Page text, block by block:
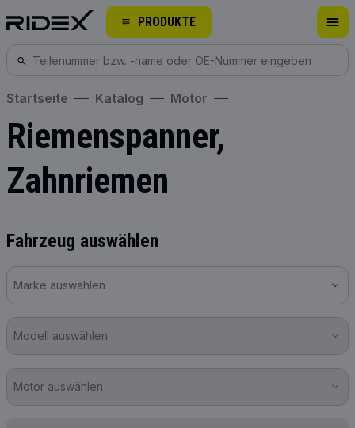
PRODUKTE
Startseite Katalog Motor
Riemenspanner,
Zahnriemen
Fahrzeug auswählen
Marke auswählen
Modell auswählen
Motor auswählen